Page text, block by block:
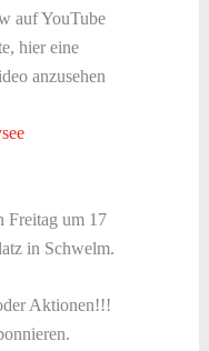
auf YouTube
hier eine
anzusehen
Freitag um 17
in Schwelm.
Aktionen!!!